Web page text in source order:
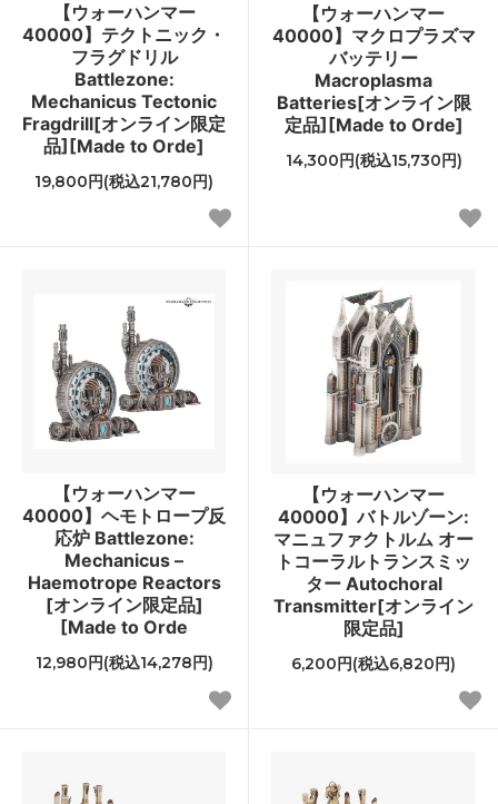
【ウォーハンマー
40000】テクトニック・
フラグドリル
Battlezone:
Mechanicus Tectonic
Fragdrill[オンライン限定
品][Made to Orde]
19,800円(税込21,780円)
【ウォーハンマー
40000】マクロプラズマ
バッテリー
Macroplasma
Batteries[オンライン限
定品][Made to Orde]
14,300円(税込15,730円)
【ウォーハンマー
40000】ヘモトロープ反
応炉 Battlezone:
Mechanicus –
Haemotrope Reactors
[オンライン限定品]
[Made to Orde
12,980円(税込14,278円)
【ウォーハンマー
40000】バトルゾーン:
マニュファクトルム オー
トコーラルトランスミッ
ター Autochoral
Transmitter[オンライン
限定品]
6,200円(税込6,820円)